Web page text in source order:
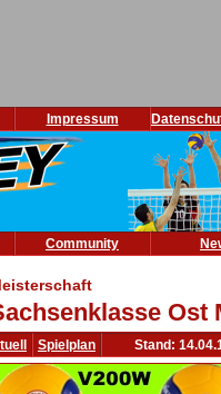
Impressum
Community
Ost
Spielplan Stand: